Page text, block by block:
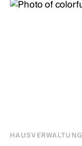
HAUSVERWALTUNG